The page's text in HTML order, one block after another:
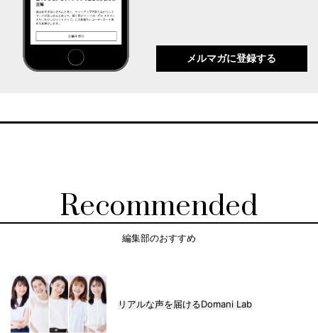
メルマガに登録する
Recommended
編集部のおすすめ
リアルな声を届けるDomani Lab